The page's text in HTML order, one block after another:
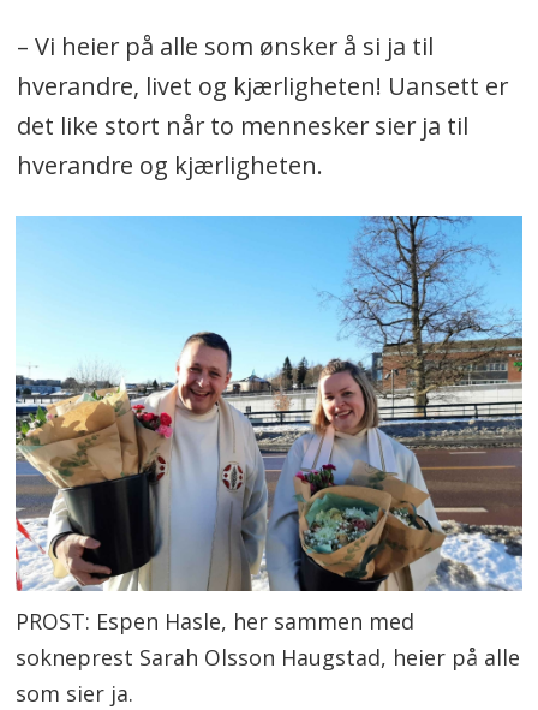
– Vi heier på alle som ønsker å si ja til
hverandre, livet og kjærligheten! Uansett er
det like stort når to mennesker sier ja til
hverandre og kjærligheten.
PROST: Espen Hasle, her sammen med
sokneprest Sarah Olsson Haugstad, heier på alle
som sier ja.